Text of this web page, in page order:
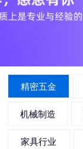
精密五金
机械制造
家具行业